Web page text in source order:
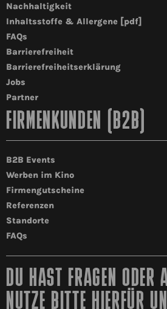
Nachhaltigkeit
Inhaltsstoffe & Allergene [pdf]
FAQs
Barrierefreiheit
Barrierefreiheitserklärung
Jobs
Partner
FIRMENKUNDEN (B2B)
B2B Events
Werben im Kino
Firmengutscheine
Referenzen
Standorte
FAQs
DU HAST FRAGEN ODER
NUTZE BITTE HIERFÜR